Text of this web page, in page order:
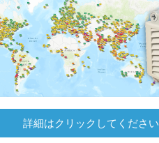
詳細はクリックしてください